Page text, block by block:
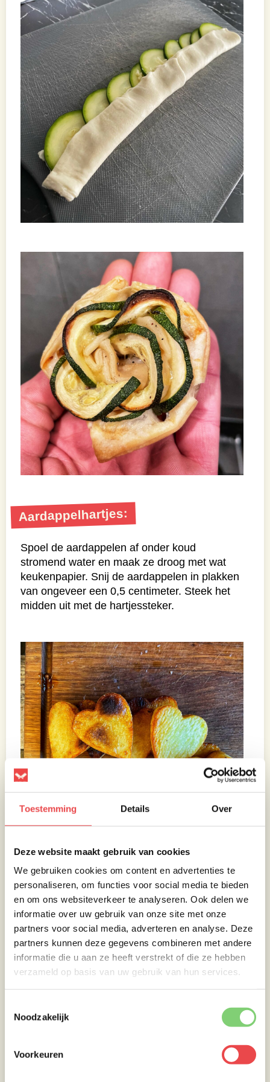
Toestemming Details Over
Deze website maakt gebruik van cookies
We gebruiken cookies om content en advertenties te
personaliseren, om functies voor social media te bieden
en om ons websiteverkeer te analyseren. Ook delen we
informatie over uw gebruik van onze site met onze
partners voor social media, adverteren en analyse. Deze
partners kunnen deze gegevens combineren met andere
informatie die u aan ze heeft verstrekt of die ze hebben
verzameld op basis van uw gebruik van hun services.
Noodzakelijk
Voorkeuren
Aardappelhartjes:
Spoel de aardappelen af onder koud
stromend water en maak ze droog met wat
keukenpapier. Snij de aardappelen in plakken
van ongeveer een 0,5 centimeter. Steek het
midden uit met de hartjessteker.
Bereiding:
Roosjes van courgette
van courgette in het midden van de oven en
bak deze in ongeveer 30 minuten gaar. Als de
de vorm halen en op een bordje leggen.